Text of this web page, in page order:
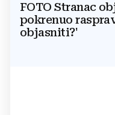
FOTO Stranac
pokrenuo
objasniti?'